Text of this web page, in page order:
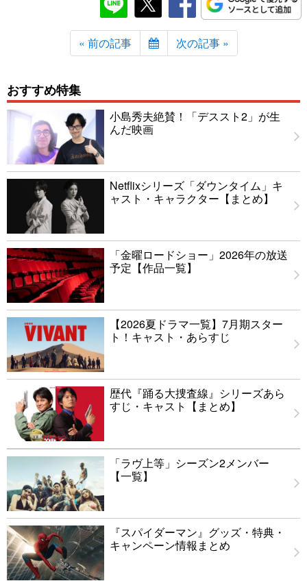
« 前の記事 次の記事 »
おすすめ特集
小島秀夫絶賛！「デススト2」が生
んだ映画
Netflixシリーズ「ダウンタイム」キ
ャスト・キャラクター【まとめ】
「金曜ロードショー」2026年の放送
予定【作品一覧】
【2026夏ドラマ一覧】7月期スター
ト！キャスト・あらすじ
歴代『踊る大捜査線』シリーズあら
すじ・キャスト【まとめ】
「ラヴ上等」シーズン2メンバー
【一覧】
『スパイダーマン』グッズ・特典・
キャンペーン情報まとめ